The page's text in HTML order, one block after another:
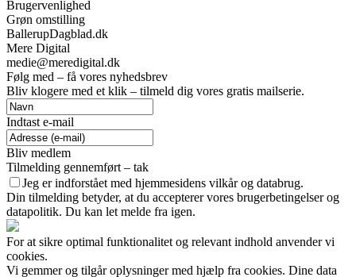
Brugervenlighed
Grøn omstilling
BallerupDagblad.dk
Mere Digital
medie@meredigital.dk
Følg med – få vores nyhedsbrev
Bliv klogere med et klik – tilmeld dig vores gratis mailserie.
Indtast e-mail
Bliv medlem
Tilmelding gennemført – tak
Jeg er indforstået med hjemmesidens vilkår og databrug.
Din tilmelding betyder, at du accepterer vores brugerbetingelser og
datapolitik. Du kan let melde fra igen.
For at sikre optimal funktionalitet og relevant indhold anvender vi
cookies.
Vi gemmer og tilgår oplysninger med hjælp fra cookies. Dine data